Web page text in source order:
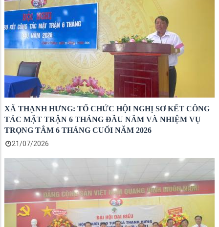
XÃ THẠNH HƯNG: TỔ CHỨC HỘI NGHỊ SƠ KẾT CÔNG
TÁC MẶT TRẬN 6 THÁNG ĐẦU NĂM VÀ NHIỆM VỤ
TRỌNG TÂM 6 THÁNG CUỐI NĂM 2026
21/07/2026